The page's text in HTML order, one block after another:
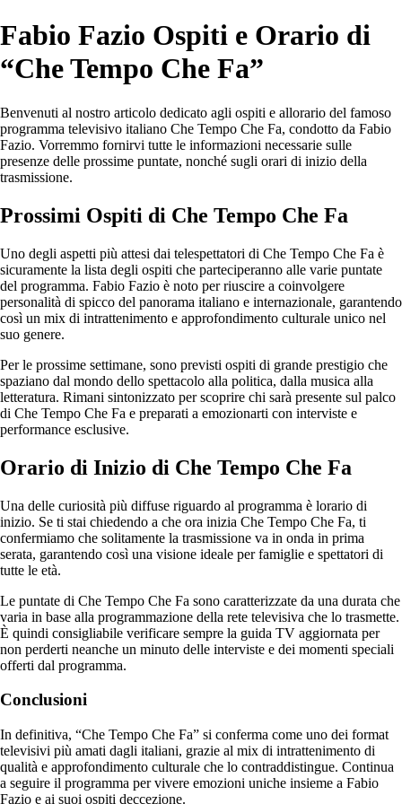
Fabio Fazio Ospiti e Orario di
“Che Tempo Che Fa”
Benvenuti al nostro articolo dedicato agli ospiti e allorario del famoso
programma televisivo italiano Che Tempo Che Fa, condotto da Fabio
Fazio. Vorremmo fornirvi tutte le informazioni necessarie sulle
presenze delle prossime puntate, nonché sugli orari di inizio della
trasmissione.
Prossimi Ospiti di Che Tempo Che Fa
Uno degli aspetti più attesi dai telespettatori di Che Tempo Che Fa è
sicuramente la lista degli ospiti che parteciperanno alle varie puntate
del programma. Fabio Fazio è noto per riuscire a coinvolgere
personalità di spicco del panorama italiano e internazionale, garantendo
così un mix di intrattenimento e approfondimento culturale unico nel
suo genere.
Per le prossime settimane, sono previsti ospiti di grande prestigio che
spaziano dal mondo dello spettacolo alla politica, dalla musica alla
letteratura. Rimani sintonizzato per scoprire chi sarà presente sul palco
di Che Tempo Che Fa e preparati a emozionarti con interviste e
performance esclusive.
Orario di Inizio di Che Tempo Che Fa
Una delle curiosità più diffuse riguardo al programma è lorario di
inizio. Se ti stai chiedendo a che ora inizia Che Tempo Che Fa, ti
confermiamo che solitamente la trasmissione va in onda in prima
serata, garantendo così una visione ideale per famiglie e spettatori di
tutte le età.
Le puntate di Che Tempo Che Fa sono caratterizzate da una durata che
varia in base alla programmazione della rete televisiva che lo trasmette.
È quindi consigliabile verificare sempre la guida TV aggiornata per
non perderti neanche un minuto delle interviste e dei momenti speciali
offerti dal programma.
Conclusioni
In definitiva, “Che Tempo Che Fa” si conferma come uno dei format
televisivi più amati dagli italiani, grazie al mix di intrattenimento di
qualità e approfondimento culturale che lo contraddistingue. Continua
a seguire il programma per vivere emozioni uniche insieme a Fabio
Fazio e ai suoi ospiti deccezione.